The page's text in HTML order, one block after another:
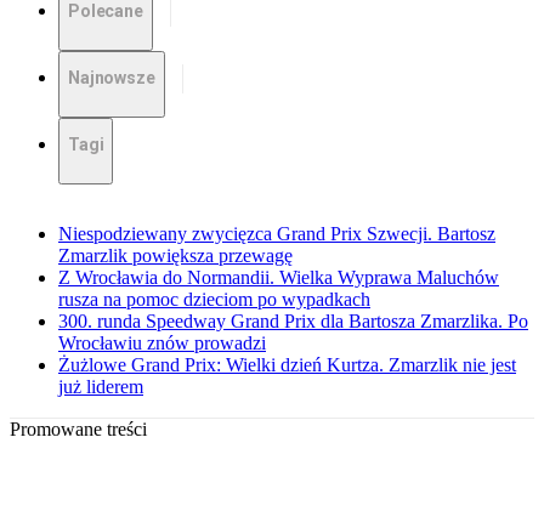
Polecane
Najnowsze
Tagi
Niespodziewany zwycięzca Grand Prix Szwecji. Bartosz
Zmarzlik powiększa przewagę
Z Wrocławia do Normandii. Wielka Wyprawa Maluchów
rusza na pomoc dzieciom po wypadkach
300. runda Speedway Grand Prix dla Bartosza Zmarzlika. Po
Wrocławiu znów prowadzi
Żużlowe Grand Prix: Wielki dzień Kurtza. Zmarzlik nie jest
już liderem
Promowane treści